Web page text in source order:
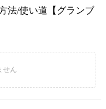
法/使い道【グランブ